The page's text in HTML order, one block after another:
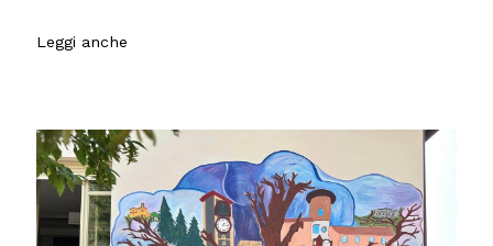
Leggi anche